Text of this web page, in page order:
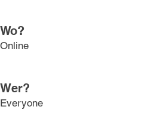
Wo?
Online
Wer?
Everyone